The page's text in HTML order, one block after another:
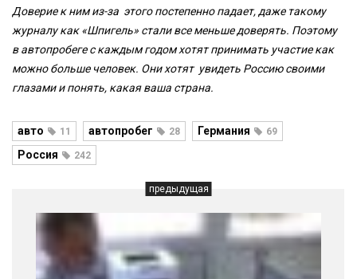
Доверие к ним из-за этого постепенно падает, даже такому
журналу как «Шпигель» стали все меньше доверять. Поэтому
в автопробеге с каждым годом хотят принимать участие как
можно больше человек. Они хотят увидеть Россию своими
глазами и понять, какая ваша страна.
авто 11 автопробег 28 Германия 69
Россия 242
предыдущая